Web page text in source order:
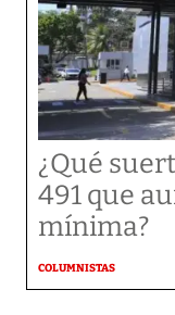
¿Qué
491 que
mínima?
COLUMNISTAS